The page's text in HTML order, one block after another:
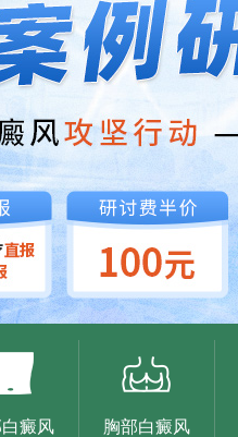
癜风 胸部白癜风